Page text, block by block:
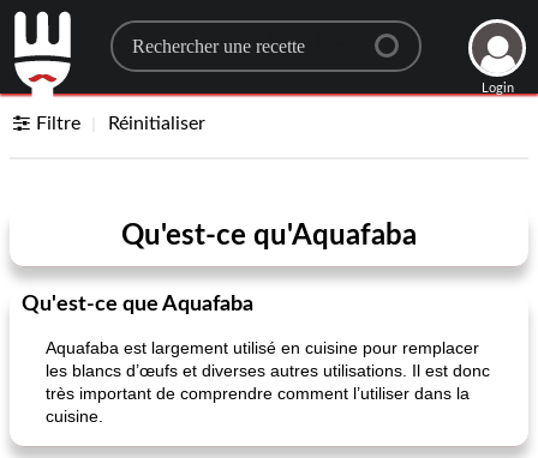
Search for a recipe
Login
Filtre Réinitialiser
Qu'est-ce qu'Aquafaba
Qu'est-ce que Aquafaba
Aquafaba est largement utilisé en cuisine pour remplacer
les blancs d’œufs et diverses autres utilisations. Il est donc
très important de comprendre comment l’utiliser dans la
cuisine.